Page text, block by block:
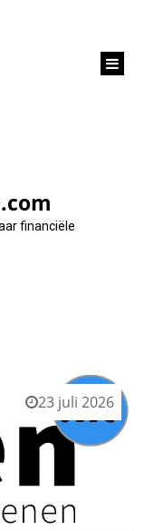
financiële
23 juli 2026